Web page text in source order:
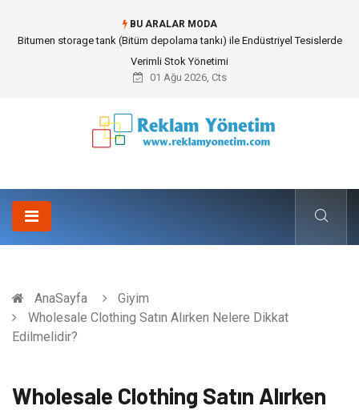
BU ARALAR MODA
Bitumen storage tank (Bitüm depolama tankı) ile Endüstriyel Tesislerde
Verimli Stok Yönetimi
01 Ağu 2026, Cts
AnaSayfa
Giyim
Wholesale Clothing Satın Alırken Nelere Dikkat
Edilmelidir?
Wholesale Clothing Satın Alırken